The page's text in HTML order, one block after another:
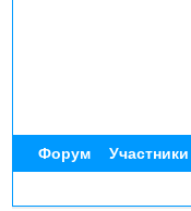
Форум Участники